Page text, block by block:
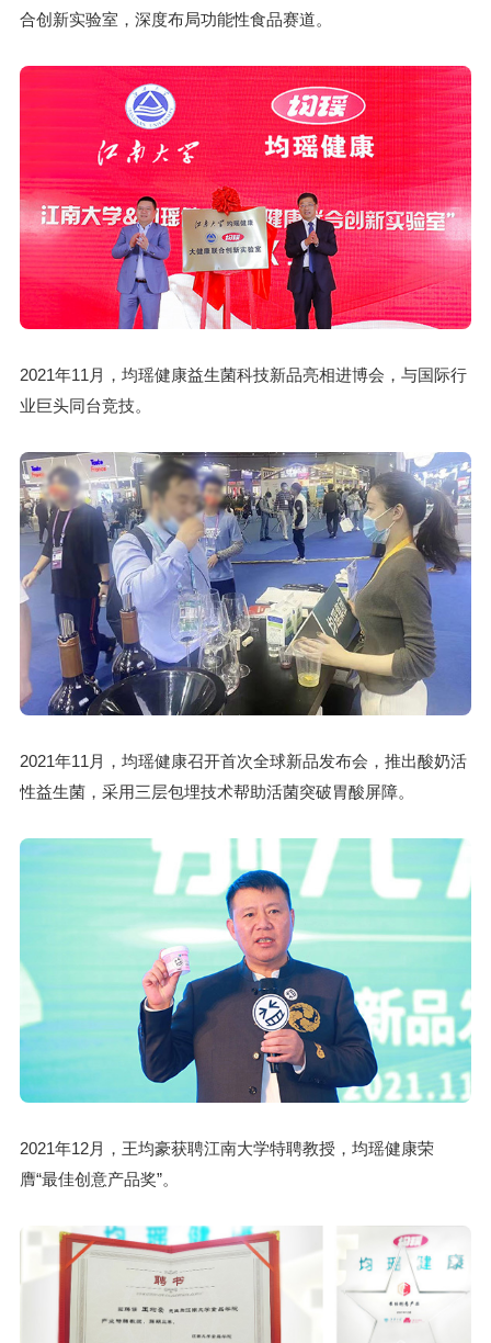
合创新实验室，深度布局功能性食品赛道。
2021年11月，均瑶健康益生菌科技新品亮相进博会，与国际行
业巨头同台竞技。
2021年11月，均瑶健康召开首次全球新品发布会，推出酸奶活
性益生菌，采用三层包埋技术帮助活菌突破胃酸屏障。
2021年12月，王均豪获聘江南大学特聘教授，均瑶健康荣
膺“最佳创意产品奖”。